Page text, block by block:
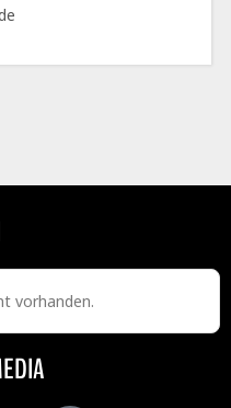
vorhanden.